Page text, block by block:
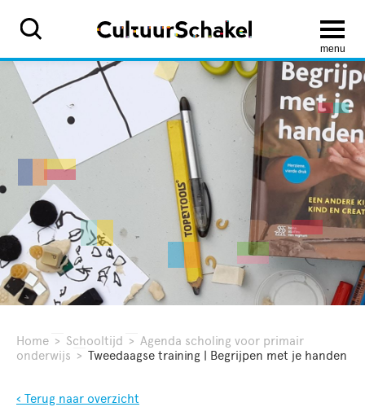
menu
Home > Schooltijd > Agenda scholing voor primair
onderwijs > Tweedaagse training | Begrijpen met je handen
‹ Terug naar overzicht